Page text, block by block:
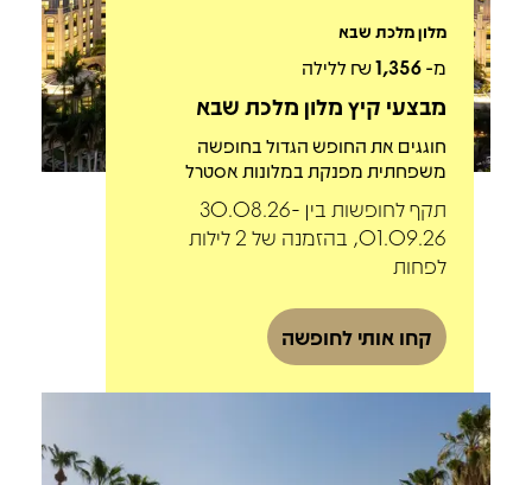
מלון מלכת שבא
מ-1,356₪ ללילה
מבצעי קיץ מלון מלכת שבא
חוגגים את החופש הגדול בחופשה
משפחתית מפנקת במלונות אסטרל
תקף לחופשות בין 30.08.26-
01.09.26, בהזמנה של 2 לילות
לפחות
קחו אותי לחופשה